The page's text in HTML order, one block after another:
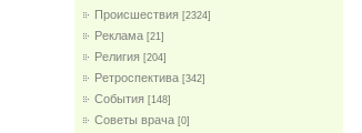
Проиcшествия [2324]
Реклама [21]
Религия [204]
Ретроспектива [342]
События [148]
Советы врача [0]